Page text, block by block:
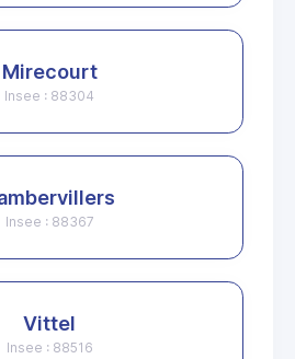
Mirecourt
Insee : 88304
Insee : 88367
Vittel
Insee : 88516